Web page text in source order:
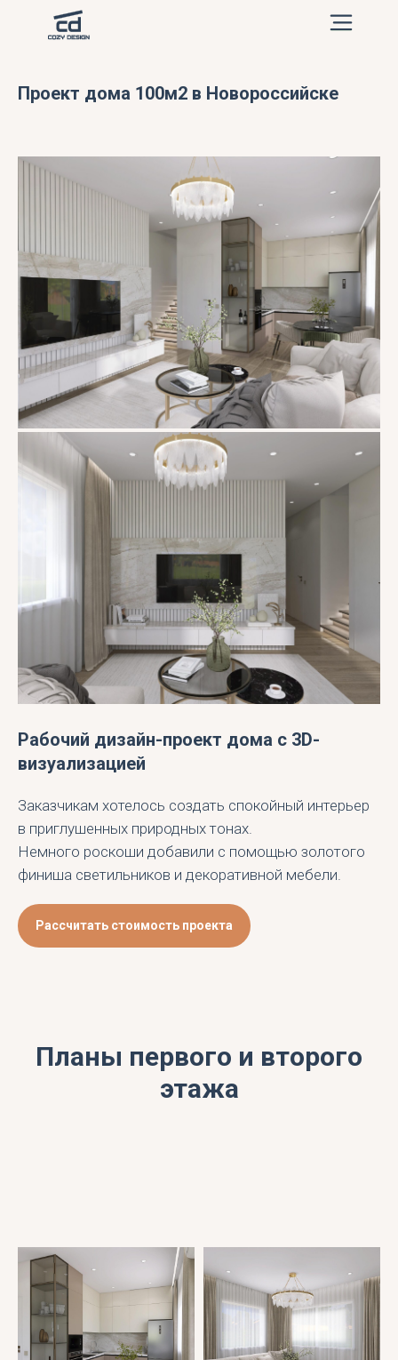
Проект дома 100м2 в Новороссийске
Рабочий дизайн-проект дома c 3D-
визуализацией
Заказчикам хотелось создать спокойный интерьер
в приглушенных природных тонах.
Немного роскоши добавили с помощью золотого
финиша светильников и декоративной мебели.
Рассчитать стоимость проекта
Планы первого и второго
этажа